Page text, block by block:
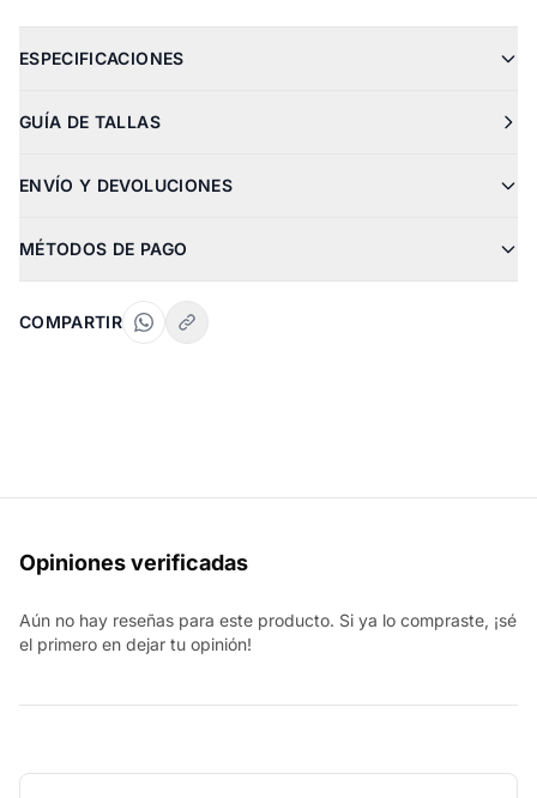
ESPECIFICACIONES
GUÍA DE TALLAS
ENVÍO Y DEVOLUCIONES
MÉTODOS DE PAGO
COMPARTIR
Opiniones verificadas
Aún no hay reseñas para este producto. Si ya lo compraste, ¡sé
el primero en dejar tu opinión!